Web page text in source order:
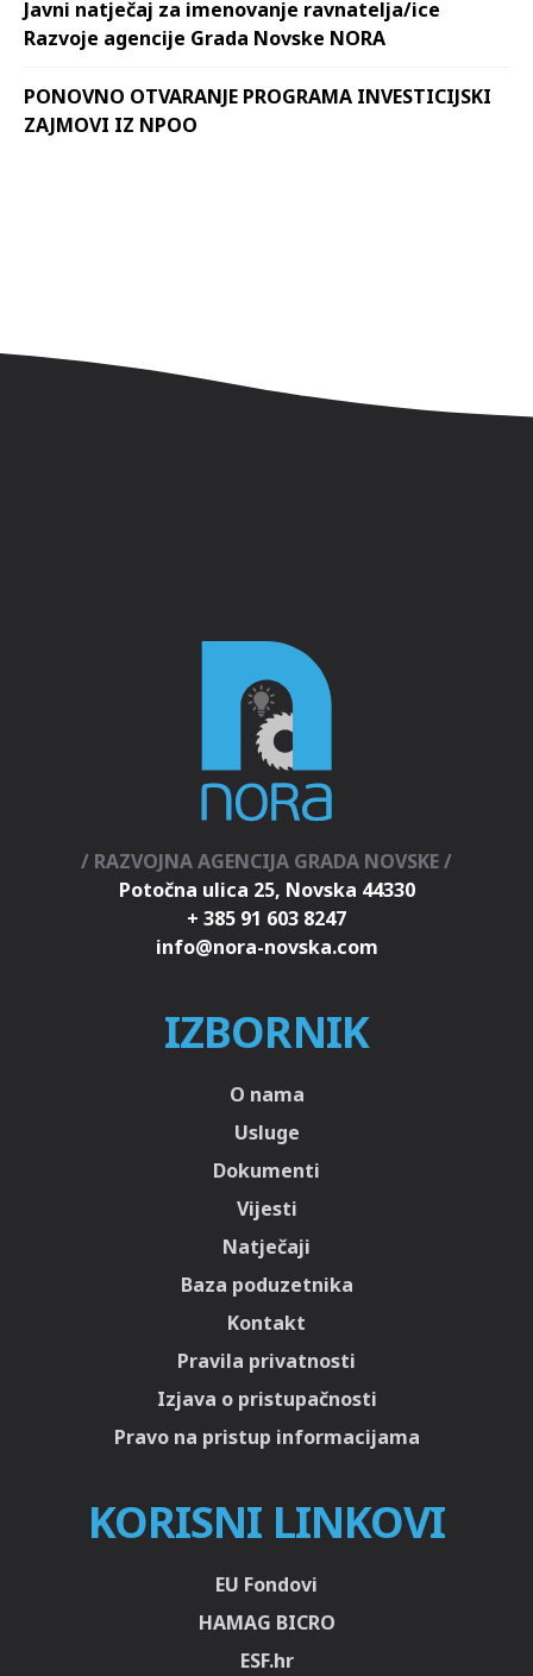
Javni natječaj za imenovanje ravnatelja/ice
Razvoje agencije Grada Novske NORA
PONOVNO OTVARANJE PROGRAMA INVESTICIJSKI
ZAJMOVI IZ NPOO
/ RAZVOJNA AGENCIJA GRADA NOVSKE /
Potočna ulica 25, Novska 44330
+ 385 91 603 8247
IZBORNIK
O nama
Usluge
Dokumenti
Vijesti
Natječaji
Baza poduzetnika
Kontakt
Pravila privatnosti
Izjava o pristupačnosti
Pravo na pristup informacijama
KORISNI LINKOVI
EU Fondovi
HAMAG BICRO
ESF.hr